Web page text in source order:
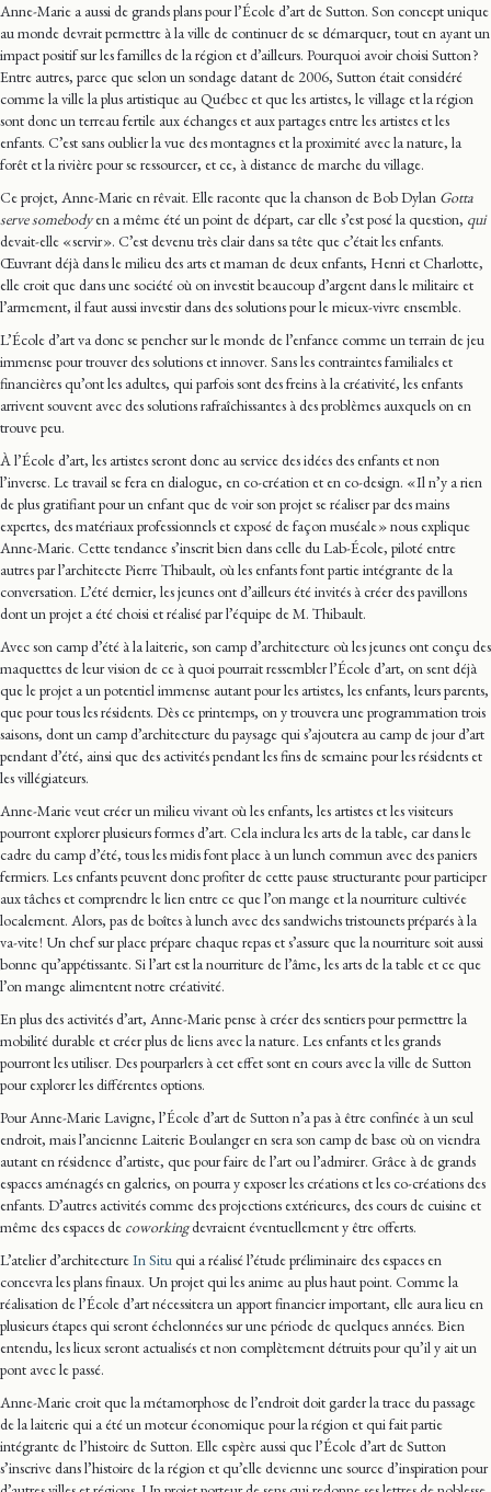
Anne-Marie a aussi de grands plans pour l’École d’art de Sutton. Son concept unique
au monde devrait permettre à la ville de continuer de se démarquer, tout en ayant un
impact positif sur les familles de la région et d’ailleurs. Pourquoi avoir choisi Sutton ?
Entre autres, parce que selon un sondage datant de 2006, Sutton était considéré
comme la ville la plus artistique au Québec et que les artistes, le village et la région
sont donc un terreau fertile aux échanges et aux partages entre les artistes et les
enfants. C’est sans oublier la vue des montagnes et la proximité avec la nature, la
forêt et la rivière pour se ressourcer, et ce, à distance de marche du village.
Ce projet, Anne-Marie en rêvait. Elle raconte que la chanson de Bob Dylan Gotta
serve somebodyen a même été un point de départ, car elle s’est posé la question, qui
devait-elle « servir ». C’est devenu très clair dans sa tête que c’était les enfants.
Œuvrant déjà dans le milieu des arts et maman de deux enfants, Henri et Charlotte,
elle croit que dans une société où on investit beaucoup d’argent dans le militaire et
l’armement, il faut aussi investir dans des solutions pour le mieux-vivre ensemble.
L’École d’art va donc se pencher sur le monde de l’enfance comme un terrain de jeu
immense pour trouver des solutions et innover. Sans les contraintes familiales et
financières qu’ont les adultes, qui parfois sont des freins à la créativité, les enfants
arrivent souvent avec des solutions rafraîchissantes à des problèmes auxquels on en
trouve peu.
À l’École d’art, les artistes seront donc au service des idées des enfants et non
l’inverse. Le travail se fera en dialogue, en co-création et en co-design. « Il n’y a rien
de plus gratifiant pour un enfant que de voir son projet se réaliser par des mains
expertes, des matériaux professionnels et exposé de façon muséale » nous explique
Anne-Marie. Cette tendance s’inscrit bien dans celle du Lab-École, piloté entre
autres par l’architecte Pierre Thibault, où les enfants font partie intégrante de la
conversation. L’été dernier, les jeunes ont d’ailleurs été invités à créer des pavillons
dont un projet a été choisi et réalisé par l’équipe de M. Thibault.
Avec son camp d’été à la laiterie, son camp d’architecture où les jeunes ont conçu des
maquettes de leur vision de ce à quoi pourrait ressembler l’École d’art, on sent déjà
que le projet a un potentiel immense autant pour les artistes, les enfants, leurs parents,
que pour tous les résidents. Dès ce printemps, on y trouvera une programmation trois
saisons, dont un camp d’architecture du paysage qui s’ajoutera au camp de jour d’art
pendant d’été, ainsi que des activités pendant les fins de semaine pour les résidents et
les villégiateurs.
Anne-Marie veut créer un milieu vivant où les enfants, les artistes et les visiteurs
pourront explorer plusieurs formes d’art. Cela inclura les arts de la table, car dans le
cadre du camp d’été, tous les midis font place à un lunch commun avec des paniers
fermiers. Les enfants peuvent donc profiter de cette pause structurante pour participer
aux tâches et comprendre le lien entre ce que l’on mange et la nourriture cultivée
localement. Alors, pas de boîtes à lunch avec des sandwichs tristounets préparés à la
va-vite ! Un chef sur place prépare chaque repas et s’assure que la nourriture soit aussi
bonne qu’appétissante. Si l’art est la nourriture de l’âme, les arts de la table et ce que
l’on mange alimentent notre créativité.
En plus des activités d’art, Anne-Marie pense à créer des sentiers pour permettre la
mobilité durable et créer plus de liens avec la nature. Les enfants et les grands
pourront les utiliser. Des pourparlers à cet effet sont en cours avec la ville de Sutton
pour explorer les différentes options.
Pour Anne-Marie Lavigne, l’École d’art de Sutton n’a pas à être confinée à un seul
endroit, mais l’ancienne Laiterie Boulanger en sera son camp de base où on viendra
autant en résidence d’artiste, que pour faire de l’art ou l’admirer. Grâce à de grands
espaces aménagés en galeries, on pourra y exposer les créations et les co-créations des
enfants. D’autres activités comme des projections extérieures, des cours de cuisine et
même des espaces de coworkingdevraient éventuellement y être offerts.
L’atelier d’architectureIn Situqui a réalisé l’étude préliminaire des espaces en
concevra les plans finaux. Un projet qui les anime au plus haut point. Comme la
réalisation de l’École d’art nécessitera un apport financier important, elle aura lieu en
plusieurs étapes qui seront échelonnées sur une période de quelques années. Bien
entendu, les lieux seront actualisés et non complètement détruits pour qu’il y ait un
pont avec le passé.
Anne-Marie croit que la métamorphose de l’endroit doit garder la trace du passage
de la laiterie qui a été un moteur économique pour la région et qui fait partie
intégrante de l’histoire de Sutton. Elle espère aussi que l’École d’art de Sutton
s’inscrive dans l’histoire de la région et qu’elle devienne une source d’inspiration pour